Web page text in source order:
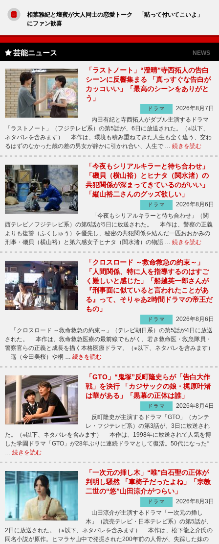
相葉雅紀と壇蜜が大人同士の恋愛トーク 「黙って付いてこいよ」
にファン歓喜
芸能ニュース NEWS
「ラストノート」“澄晴”寺西拓人の告白
シーンに反響集まる 「真っすぐな告白が
カッコいい」「最高のシーンをありがと
う」
ドラマ
2026年8月7日
内田有紀と寺西拓人がダブル主演するドラマ
「ラストノート」（フジテレビ系）の第5話が、6日に放送された。（※以下、
ネタバレを含みます） 本作は、環境も積み重ねてきた人生も全く違う、交わ
るはずのなかった歳の差の男女が静かに引かれ合い、人生で … 続きを読む
「今夜もシリアルキラーと待ち合わせ」
「磯貝（横山裕）とヒナタ（関水渚）の
共犯関係が深まってきているのがいい」
「縦山裕二さんのグッズ欲しい」
ドラマ
2026年8月6日
「今夜もシリアルキラーと待ち合わせ」（関
西テレビ／フジテレビ系）の第6話が5日に放送された。 本作は、警察の正義
よりも復讐（ふくしゅう）を優先し、秘密の共犯関係を結んだ一匹おおかみの
刑事・磯貝（横山裕）と第六感女子ヒナタ（関水渚）の物語 … 続きを読む
「クロスロード ～救命救急の約束～」
「人間関係、特に人を指導するのはすご
く難しいと感じた」「船越英一郎さんが
『刑事面に似ていると言われたことがあ
る』って、そりゃあ2時間ドラマの帝王だ
もの」
ドラマ
2026年8月6日
「クロスロード ～救命救急の約束～」（テレビ朝日系）の第5話が4日に放送
された。 本作は、救命救急医療の最前線でもがく、若き救命医・救急隊員・
警察官らの正義と成長を描く本格医療ドラマ。（※以下、ネタバレを含みます）
遥（今田美桜）や桐 … 続きを読む
「GTO」“鬼塚”反町隆史らが「告白大作
戦」を決行 「カジサックの娘・梶原叶渚
は華がある」「黒幕の正体は誰」
ドラマ
2026年8月4日
反町隆史が主演するドラマ「GTO」（カンテ
レ・フジテレビ系）の第3話が、3日に放送され
た。（※以下、ネタバレを含みます） 本作は、1998年に放送されて人気を博
した学園ドラマ「GTO」が28年ぶりに連続ドラマとして復活。50代になった“
… 続きを読む
「一次元の挿し木」“唯”白石聖の正体が
判明し騒然 「車椅子だったよね」「宗教
二世の“悠”山田涼介がつらい」
ドラマ
2026年8月3日
山田涼介が主演するドラマ「一次元の挿し
木」（読売テレビ・日本テレビ系）の第5話が、
2日に放送された。（※以下、ネタバレを含みます） 本作は、松下龍之介氏の
同名小説が原作。ヒマラヤ山中で発掘された200年前の人骨が、失踪した妹の